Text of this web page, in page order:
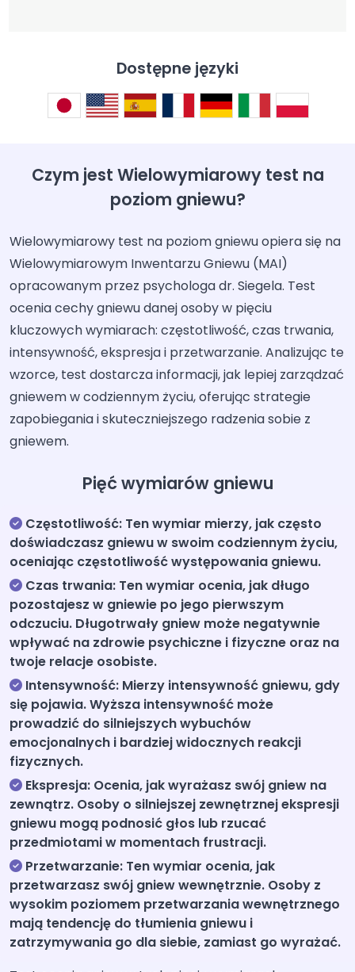
Dostępne języki
Czym jest Wielowymiarowy test na
poziom gniewu?
Wielowymiarowy test na poziom gniewu opiera się na
Wielowymiarowym Inwentarzu Gniewu (MAI)
opracowanym przez psychologa dr. Siegela. Test
ocenia cechy gniewu danej osoby w pięciu
kluczowych wymiarach: częstotliwość, czas trwania,
intensywność, ekspresja i przetwarzanie. Analizując te
wzorce, test dostarcza informacji, jak lepiej zarządzać
gniewem w codziennym życiu, oferując strategie
zapobiegania i skuteczniejszego radzenia sobie z
gniewem.
Pięć wymiarów gniewu
Częstotliwość: Ten wymiar mierzy, jak często
doświadczasz gniewu w swoim codziennym życiu,
oceniając częstotliwość występowania gniewu.
Czas trwania: Ten wymiar ocenia, jak długo
pozostajesz w gniewie po jego pierwszym
odczuciu. Długotrwały gniew może negatywnie
wpływać na zdrowie psychiczne i fizyczne oraz na
twoje relacje osobiste.
Intensywność: Mierzy intensywność gniewu, gdy
się pojawia. Wyższa intensywność może
prowadzić do silniejszych wybuchów
emocjonalnych i bardziej widocznych reakcji
fizycznych.
Ekspresja: Ocenia, jak wyrażasz swój gniew na
zewnątrz. Osoby o silniejszej zewnętrznej ekspresji
gniewu mogą podnosić głos lub rzucać
przedmiotami w momentach frustracji.
Przetwarzanie: Ten wymiar ocenia, jak
przetwarzasz swój gniew wewnętrznie. Osoby z
wysokim poziomem przetwarzania wewnętrznego
mają tendencję do tłumienia gniewu i
zatrzymywania go dla siebie, zamiast go wyrażać.